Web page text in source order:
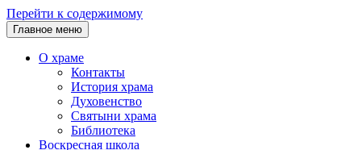
Перейти к содержимому
Главное меню
О храме
Контакты
История храма
Духовенство
Святыни храма
Библиотека
Воскресная школа